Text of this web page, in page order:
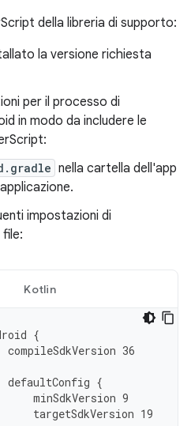
della libreria di supporto:
la versione richiesta
per il processo di
in modo da includere le
nella cartella dell'app
impostazioni di
Kotlin
{
compileSdkVersion 36
defaultConfig {
minSdkVersion 9
targetSdkVersion 19